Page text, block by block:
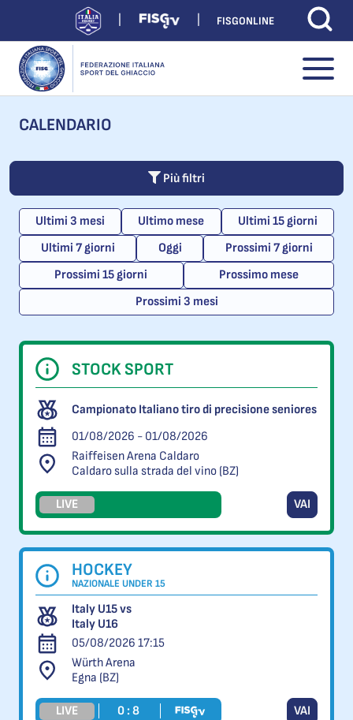
FISGONLINE
CALENDARIO
Più filtri
Ultimi 3 mesi Ultimo mese
Ultimi 15 giorni
Ultimi 7 giorni
Oggi
Prossimi 7 giorni
Prossimi 15 giorni
Prossimo mese
Prossimi 3 mesi
STOCK SPORT
Campionato Italiano tiro di precisione seniores
01/08/2026 - 01/08/2026
Raiffeisen Arena Caldaro
Caldaro sulla strada del vino (BZ)
LIVE VAI
HOCKEY
NAZIONALE UNDER 15
Italy U15 vs
Italy U16
05/08/2026 17:15
Würth Arena
Egna (BZ)
LIVE 0 : 8 VAI